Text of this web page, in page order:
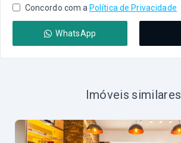
Concordo com a Política de Privacidade
WhatsApp
Imóveis similares